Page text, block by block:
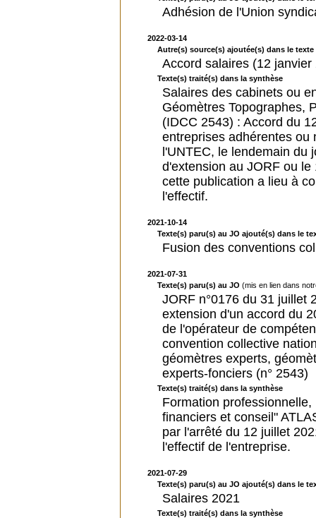
Adhésion de l'Union
2022-03-14
Autre(s) source(s) ajoutée(s) dans le
Accord salaires (12 janvier
Texte(s) traité(s) dans la synthèse
Salaires des cabinets ou
Géomètres Topographes,
(IDCC 2543) : Accord du
entreprises adhérentes ou
l'UNTEC, le lendemain du
d'extension au JORF ou
cette publication a lieu à
l'effectif.
2021-10-14
Texte(s) paru(s) au JO ajouté(s) dans le
Fusion des conventions
2021-07-31
Texte(s) paru(s) au JO (mis en lien dans
JORF n°0176 du 31 juillet
extension d'un accord du
de l'opérateur de
convention collective
géomètres experts,
experts-fonciers (n° 2543)
Texte(s) traité(s) dans la synthèse
Formation
financiers et conseil"
par l'arrêté du 12 juillet
l'effectif de l'entreprise.
2021-07-29
Texte(s) paru(s) au JO ajouté(s) dans le
Salaires 2021
Texte(s) traité(s) dans la synthèse